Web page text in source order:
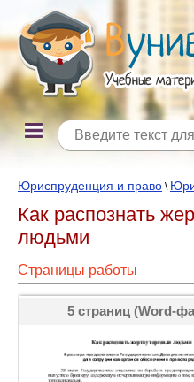
Юриспруденция и право \
Как распознать
людьми
Страницы работы
5 страниц (Word-